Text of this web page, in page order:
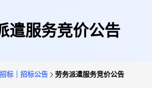
遣服务竞价公告
招标｜招标公告 劳务派遣服务竞价公告